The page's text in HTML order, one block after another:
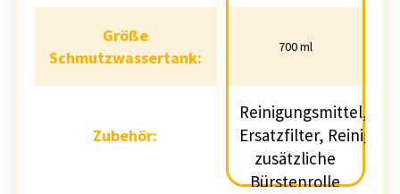
Schmutzwassertank:
Zubehör:
Ersatzfilter,
zusätzliche
700 ml
Reinigungsmittel,
Ersatzfilter,
zusätzliche
Bürstenrolle
Größe
Schmutzwassertank:
Zubehör: